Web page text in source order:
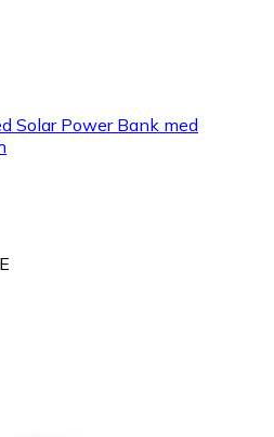
Solar Power Bank med